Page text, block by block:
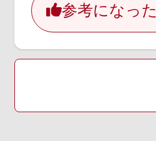
参考になった